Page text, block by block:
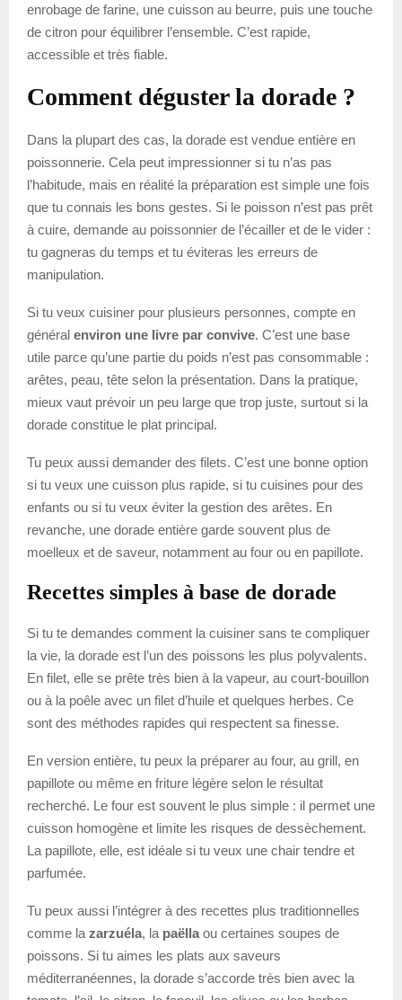
enrobage de farine, une cuisson au beurre, puis une touche
de citron pour équilibrer l’ensemble. C’est rapide,
accessible et très fiable.
Comment déguster la dorade ?
Dans la plupart des cas, la dorade est vendue entière en
poissonnerie. Cela peut impressionner si tu n’as pas
l’habitude, mais en réalité la préparation est simple une fois
que tu connais les bons gestes. Si le poisson n’est pas prêt
à cuire, demande au poissonnier de l’écailler et de le vider :
tu gagneras du temps et tu éviteras les erreurs de
manipulation.
Si tu veux cuisiner pour plusieurs personnes, compte en
général environ une livre par convive. C’est une base
utile parce qu’une partie du poids n’est pas consommable :
arêtes, peau, tête selon la présentation. Dans la pratique,
mieux vaut prévoir un peu large que trop juste, surtout si la
dorade constitue le plat principal.
Tu peux aussi demander des filets. C’est une bonne option
si tu veux une cuisson plus rapide, si tu cuisines pour des
enfants ou si tu veux éviter la gestion des arêtes. En
revanche, une dorade entière garde souvent plus de
moelleux et de saveur, notamment au four ou en papillote.
Recettes simples à base de dorade
Si tu te demandes comment la cuisiner sans te compliquer
la vie, la dorade est l’un des poissons les plus polyvalents.
En filet, elle se prête très bien à la vapeur, au court-bouillon
ou à la poêle avec un filet d’huile et quelques herbes. Ce
sont des méthodes rapides qui respectent sa finesse.
En version entière, tu peux la préparer au four, au grill, en
papillote ou même en friture légère selon le résultat
recherché. Le four est souvent le plus simple : il permet une
cuisson homogène et limite les risques de dessèchement.
La papillote, elle, est idéale si tu veux une chair tendre et
parfumée.
Tu peux aussi l’intégrer à des recettes plus traditionnelles
comme la zarzuéla, la paëlla ou certaines soupes de
poissons. Si tu aimes les plats aux saveurs
méditerranéennes, la dorade s’accorde très bien avec la